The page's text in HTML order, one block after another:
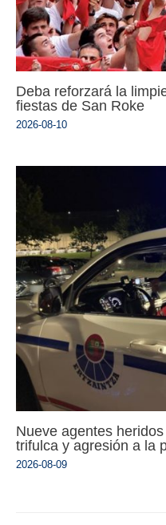
Deba reforzará la
fiestas de San Roke
2026-08-10
Nueve agentes
trifulca y agresión a la
2026-08-09